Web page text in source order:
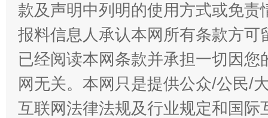
解纷+调解+退费，一次搞定
款及声明中列明的使用方式或免责
报料信息人承认本网所有条款方
已经阅读本网条款并承担一切因
网无关。本网只是提供公众/公民/
互联网法律法规及行业规定和国